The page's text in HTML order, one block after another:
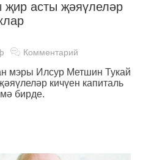
җир асты җәяүлеләр
Комментарий
мэры Илсур Метшин Тукай
кичүен капиталь
бирде.